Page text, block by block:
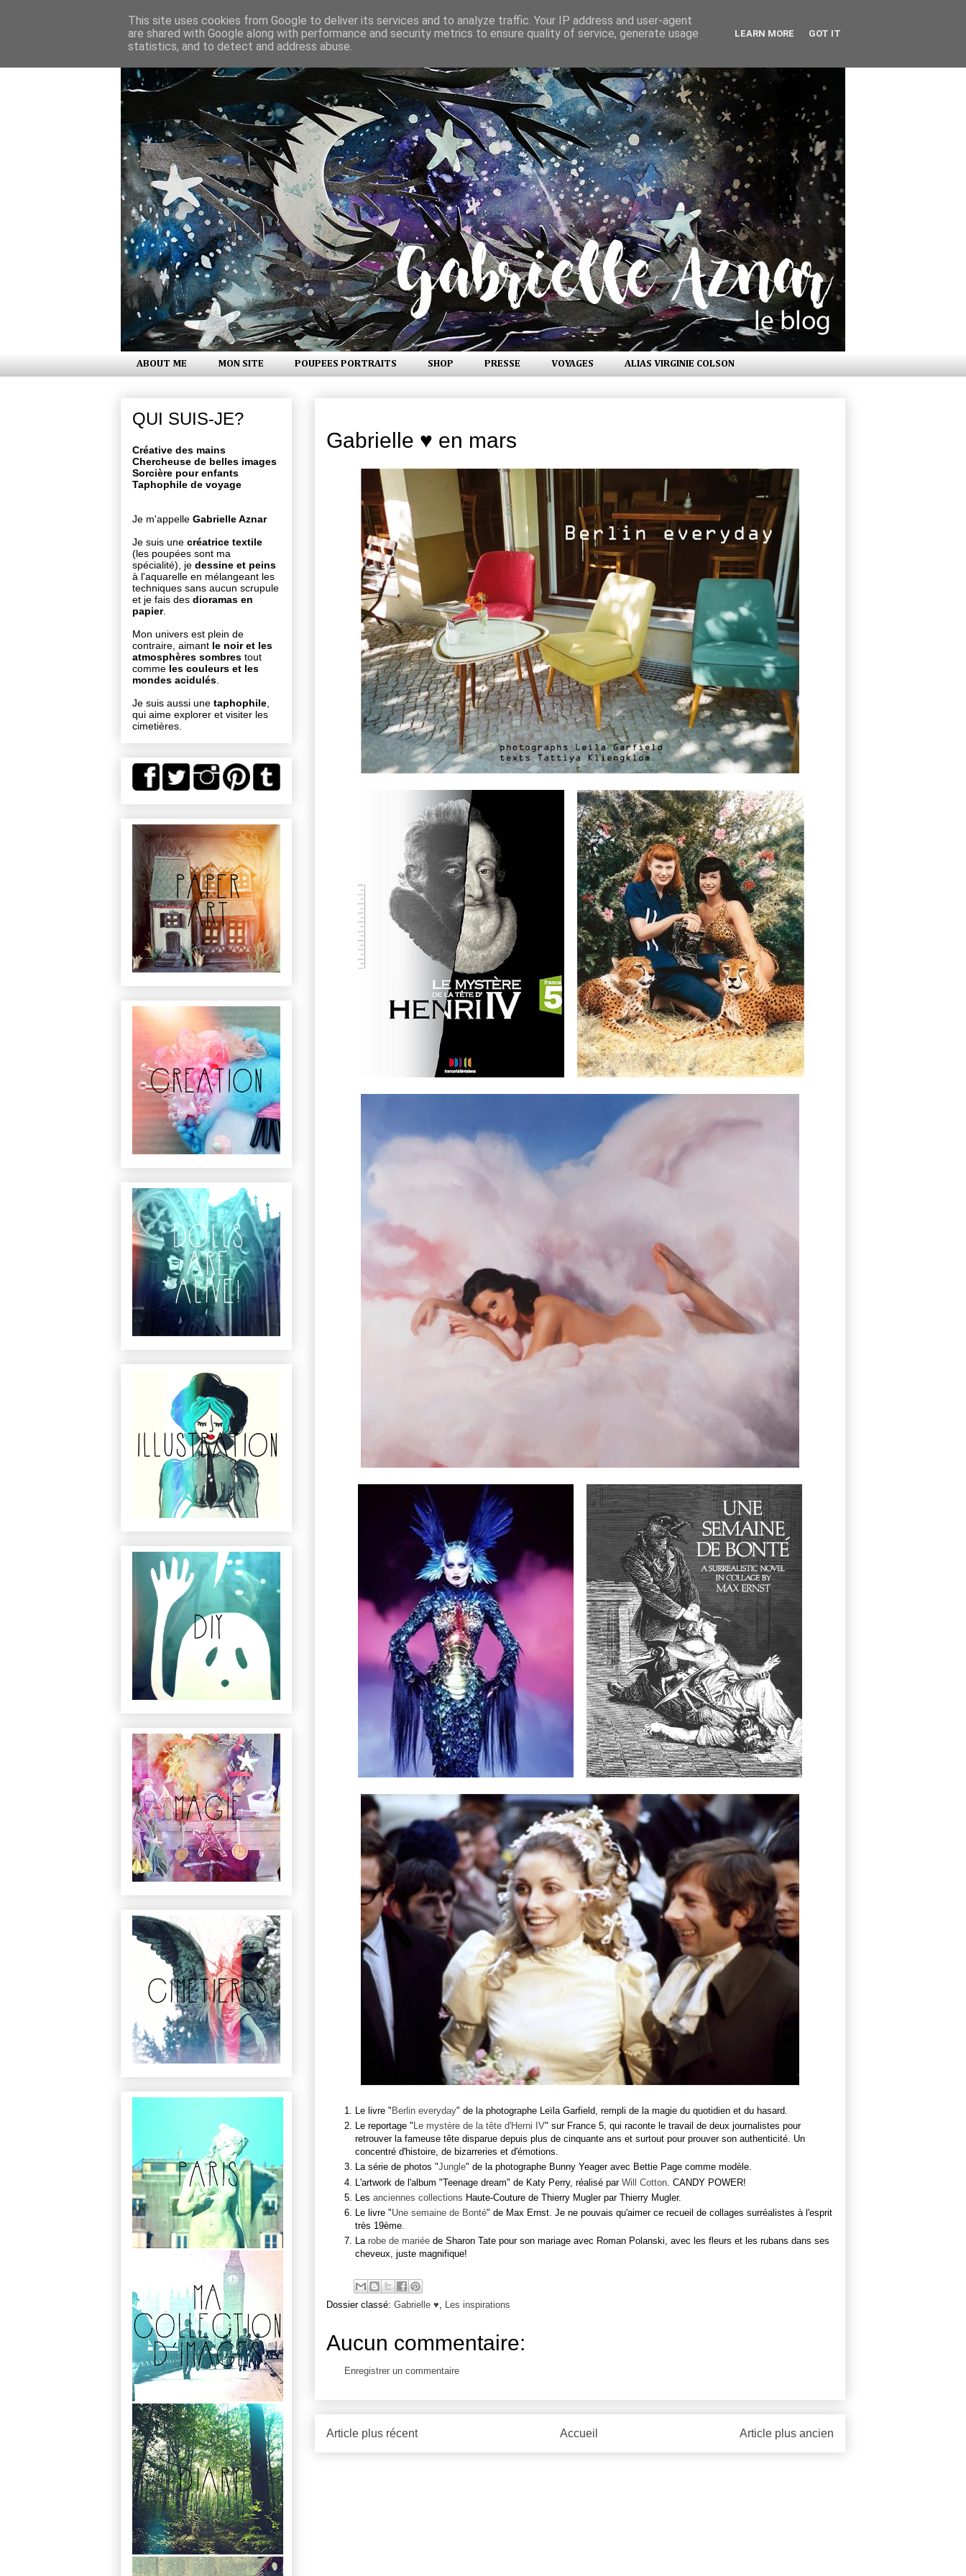
ABOUT ME MON SITE POUPEES PORTRAITS SHOP PRESSE VOYAGES ALIAS VIRGINIE COLSON
Gabrielle ♥ en mars
Le livre " Berlin everyday" de la photographe Leïla Garfield, rempli de la magie du quotidien et du hasard.
Le reportage " Le mystère de la tête d'Herni IV" sur France 5, qui raconte le travail de deux journalistes pour
retrouver la fameuse tête disparue depuis plus de cinquante ans et surtout pour prouver son authenticité. Un
concentré d'histoire, de bizarreries et d'émotions.
La série de photos "Jungle" de la photographe Bunny Yeager avec Bettie Page comme modèle.
L'artwork de l'album "Teenage dream" de Katy Perry, réalisé par Will Cotton . CANDY POWER!
Les anciennes collections Haute-Couture de Thierry Mugler par Thierry Mugler.
Le livre "Une semaine de Bonté" de Max Ernst. Je ne pouvais qu'aimer ce recueil de collages surréalistes à l'esprit
très 19ème.
La robe de mariée de Sharon Tate pour son mariage avec Roman Polanski, avec les fleurs et les rubans dans ses
cheveux, juste magnifique!
Dossier classé: Gabrielle ♥, Les inspirations
Aucun commentaire:
Enregistrer un commentaire
Article plus récent Article plus ancien
Accueil
QUI SUIS-JE?
Créative des mains
Chercheuse de belles images
Sorcière pour enfants
Taphophile de voyage
Je m'appelle Gabrielle Aznar
Je suis une créatrice textile
(les poupées sont ma
spécialité), je dessine et peins
à l'aquarelle en mélangeant les
techniques sans aucun scrupule
et je fais des dioramas en
papier.
Mon univers est plein de
contraire, aimant le noir et les
atmosphères sombres tout
comme les couleurs et les
mondes acidulés
Je suis aussi une taphophile
qui aime explorer et visiter les
cimetières.
This site uses cookies from Google to deliver its services and to analyze traffic. Your IP address and user-agent
are shared with Google along with performance and security metrics to ensure quality of service, generate usage
statistics, and to detect and address abuse.
LEARN MORE GOT IT